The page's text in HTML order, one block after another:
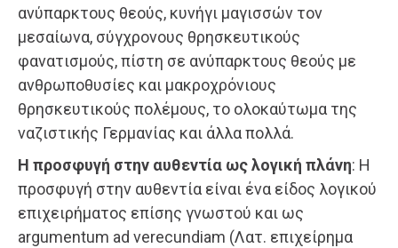
ανύπαρκτους θεούς, κυνήγι μαγισσών τον
μεσαίωνα, σύγχρονους θρησκευτικούς
φανατισμούς, πίστη σε ανύπαρκτους θεούς με
ανθρωποθυσίες και μακροχρόνιους
θρησκευτικούς πολέμους, το ολοκαύτωμα της
ναζιστικής Γερμανίας και άλλα πολλά.
Η προσφυγή στην αυθεντία ως λογική πλάνη: Η
προσφυγή στην αυθεντία είναι ένα είδος λογικού
επιχειρήματος επίσης γνωστού και ως
argumentum ad verecundiam (Λατ. επιχείρημα